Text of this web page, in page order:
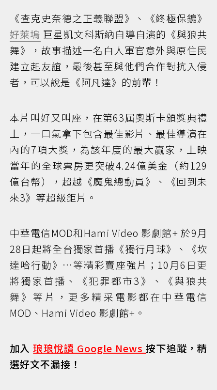
《查克史奈德之正義聯盟》、《終極保鑣》
好萊塢 巨星凱文科斯納自導自演的《與狼共
舞》，故事描述一名白人軍官意外與原住民
建立起友誼，最後甚至與他們合作對抗入侵
者，可以說是《阿凡達》的前輩！
本片叫好又叫座，在第63屆奧斯卡頒獎典禮
上，一口氣拿下包含最佳影片、最佳導演在
內的7項大獎，為該年度的最大贏家，上映
當年的全球票房更突破4.24億美金（約129
億台幣），超越《魔鬼總動員》、《回到未
來3》等超級鉅片。
中華電信MOD和Hami Video 影劇館+ 於9月
28日起將全台獨家首播《獨行月球》、《坎
達哈行動》…等精彩賣座強片；10月6日更
將獨家首播、《犯罪都市3》、《與狼共
舞》等片，更多精采電影都在中華電信
MOD、Hami Video 影劇館+。
加入琅琅悅讀 Google News按下追蹤，精
選好文不漏接！